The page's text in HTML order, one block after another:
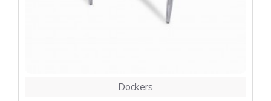
Dockers